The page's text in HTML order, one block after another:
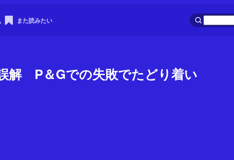
また読みたい
解 P＆Gでの失敗でたどり着い